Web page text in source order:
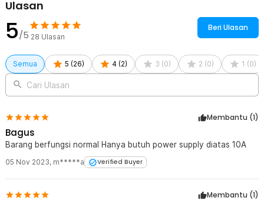
Ulasan
5/5 28 Ulasan
Beri Ulasan
Semua 5 (26) 4 (2) 3 (0) 2 (0) 1 (0)
Cari Ulasan
Membantu (1)
Bagus
Barang berfungsi normal Hanya butuh power supply diatas 10A
05 Nov 2023, m*****a Verified Buyer
Membantu (1)